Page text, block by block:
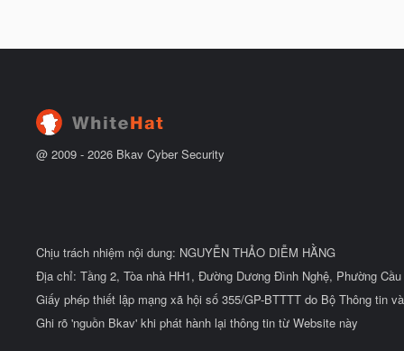
@ 2009 - 2026 Bkav Cyber Security
Chịu trách nhiệm nội dung: NGUYỄN THẢO DIỄM HẰNG
Địa chỉ: Tầng 2, Tòa nhà HH1, Đường Dương Đình Nghệ, Phường
Giấy phép thiết lập mạng xã hội số 355/GP-BTTTT do Bộ Thông tin
Ghi rõ 'nguồn Bkav' khi phát hành lại thông tin từ Website này